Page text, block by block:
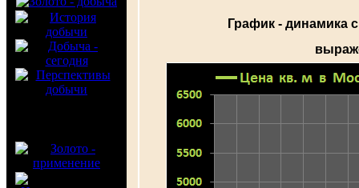
График - динамика